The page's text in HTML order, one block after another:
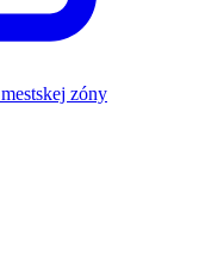
zóny